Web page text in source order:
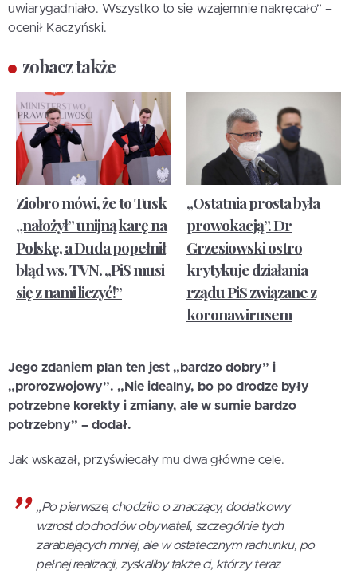
uwiarygadniało. Wszystko to się wzajemnie nakręcało” –
ocenił Kaczyński.
zobacz także
Ziobro mówi, że to Tusk
„nałożył” unijną karę na
Polskę, a Duda popełnił
błąd ws. TVN. „PiS musi
się z nami liczyć!”
„Ostatnia prosta była
prowokacją”. Dr
Grzesiowski ostro
krytykuje działania
rządu PiS związane z
koronawirusem
Jego zdaniem plan ten jest „bardzo dobry” i
„prorozwojowy”. „Nie idealny, bo po drodze były
potrzebne korekty i zmiany, ale w sumie bardzo
potrzebny” – dodał.
Jak wskazał, przyświecały mu dwa główne cele.
„Po pierwsze, chodziło o znaczący, dodatkowy
wzrost dochodów obywateli, szczególnie tych
zarabiających mniej, ale w ostatecznym rachunku, po
pełnej realizacji, zyskaliby także ci, którzy teraz